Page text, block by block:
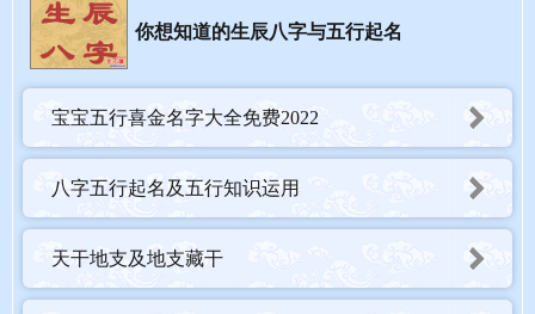
你想知道的生辰八字与五行起名
宝宝五行喜金名字大全免费2022
八字五行起名及五行知识运用
天干地支及地支藏干